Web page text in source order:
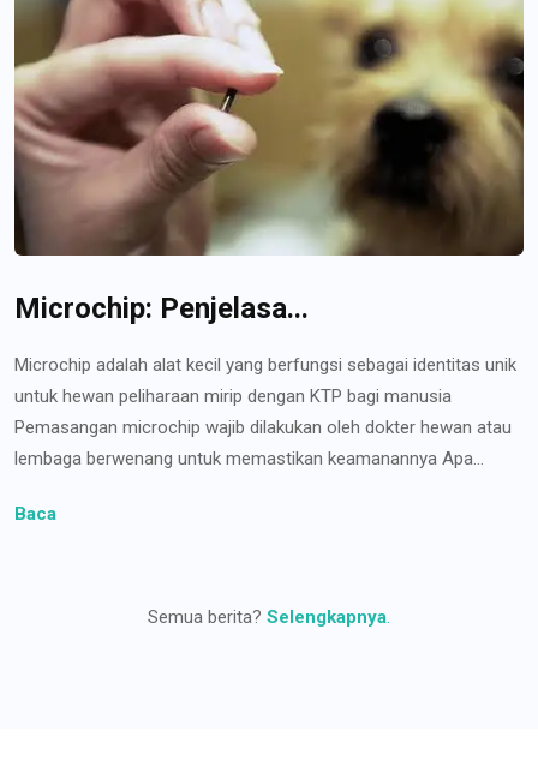
Microchip: Penjelasa...
Microchip adalah alat kecil yang berfungsi sebagai identitas unik
untuk hewan peliharaan mirip dengan KTP bagi manusia
Pemasangan microchip wajib dilakukan oleh dokter hewan atau
lembaga berwenang untuk memastikan keamanannya Apa...
Baca
Semua berita? Selengkapnya